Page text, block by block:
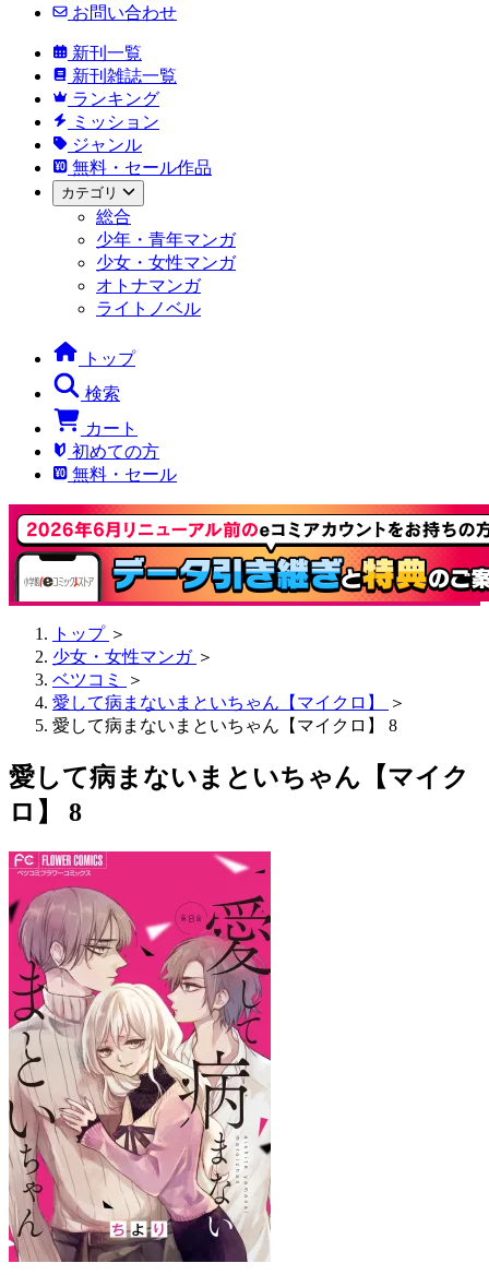
お問い合わせ
新刊一覧
新刊雑誌一覧
ランキング
ミッション
ジャンル
無料・セール作品
カテゴリ
総合
少年・青年マンガ
少女・女性マンガ
オトナマンガ
ライトノベル
トップ
検索
カート
初めての方
無料・セール
トップ ＞
少女・女性マンガ ＞
ベツコミ
＞
愛して病まないまといちゃん【マイクロ】
＞
愛して病まないまといちゃん【マイクロ】 8
愛して病まないまといちゃん【マイク
ロ】 8